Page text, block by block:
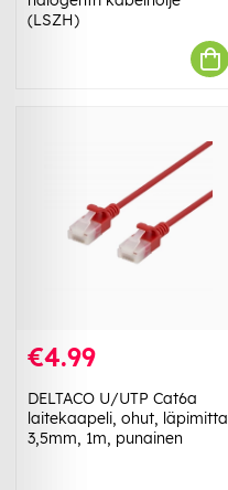
(LSZH)
€4.99
DELTACO U/UTP Cat6a
laitekaapeli, ohut, läpimitta
3,5mm, 1m, punainen